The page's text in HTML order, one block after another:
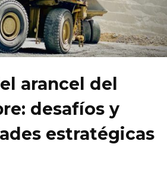
arancel del
desafíos y
estratégicas